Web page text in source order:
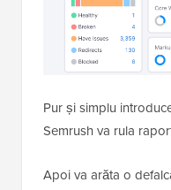
Pur și simplu
Semrush va rula
Apoi va arăta o